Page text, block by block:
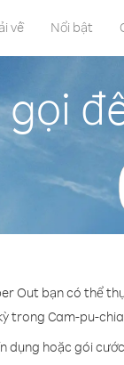
về Nổi bật
Out bạn có thể
trong Cam-pu-
dụng hoặc gói